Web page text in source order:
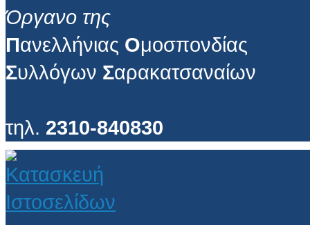
Όργανο της
Πανελλήνιας Ομοσπονδίας
Συλλόγων Σαρακατσαναίων
τηλ. 2310-840830